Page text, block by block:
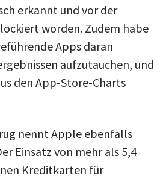
erkannt und vor der
worden. Zudem habe
Apps daran
aufzutauchen, und
den App-Store-Charts
nennt Apple ebenfalls
Einsatz von mehr als 5,4
Kreditkarten für